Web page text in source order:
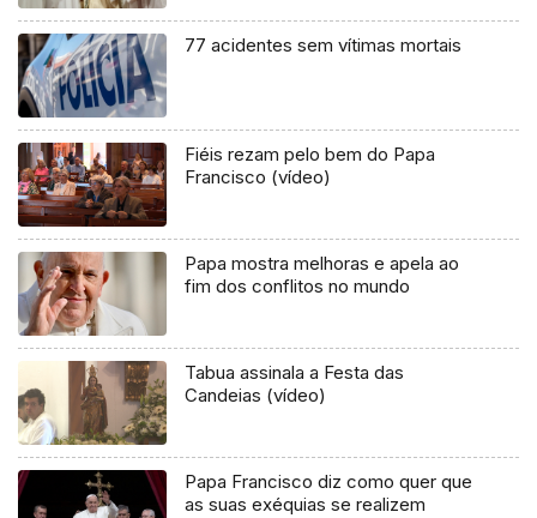
77 acidentes sem vítimas mortais
Fiéis rezam pelo bem do Papa
Francisco (vídeo)
Papa mostra melhoras e apela ao
fim dos conflitos no mundo
Tabua assinala a Festa das
Candeias (vídeo)
Papa Francisco diz como quer que
as suas exéquias se realizem